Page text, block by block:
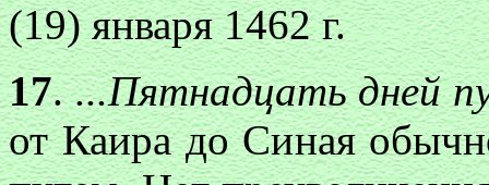
(19) января 1462 г.
17....Пятнадцать дней
от Каира до Синая